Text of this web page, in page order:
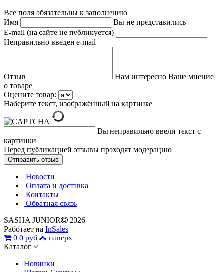
Все поля обязательны к заполнению
Имя
Вы не представились
E-mail (на сайте не публикуется)
Неправильно введен e-mail
Отзыв
Нам интересно Ваше мнение
о товаре
Оцените товар:
Наберите текст, изображённый на картинке
Вы неправильно ввели текст с
картинки
Перед публикацией отзывы проходят модерацию
Новости
Оплата и доставка
Контакты
Обратная связь
SASHA JUNIOR
2026
Работает на InSales
0 0 руб
наверх
Каталог
Новинки